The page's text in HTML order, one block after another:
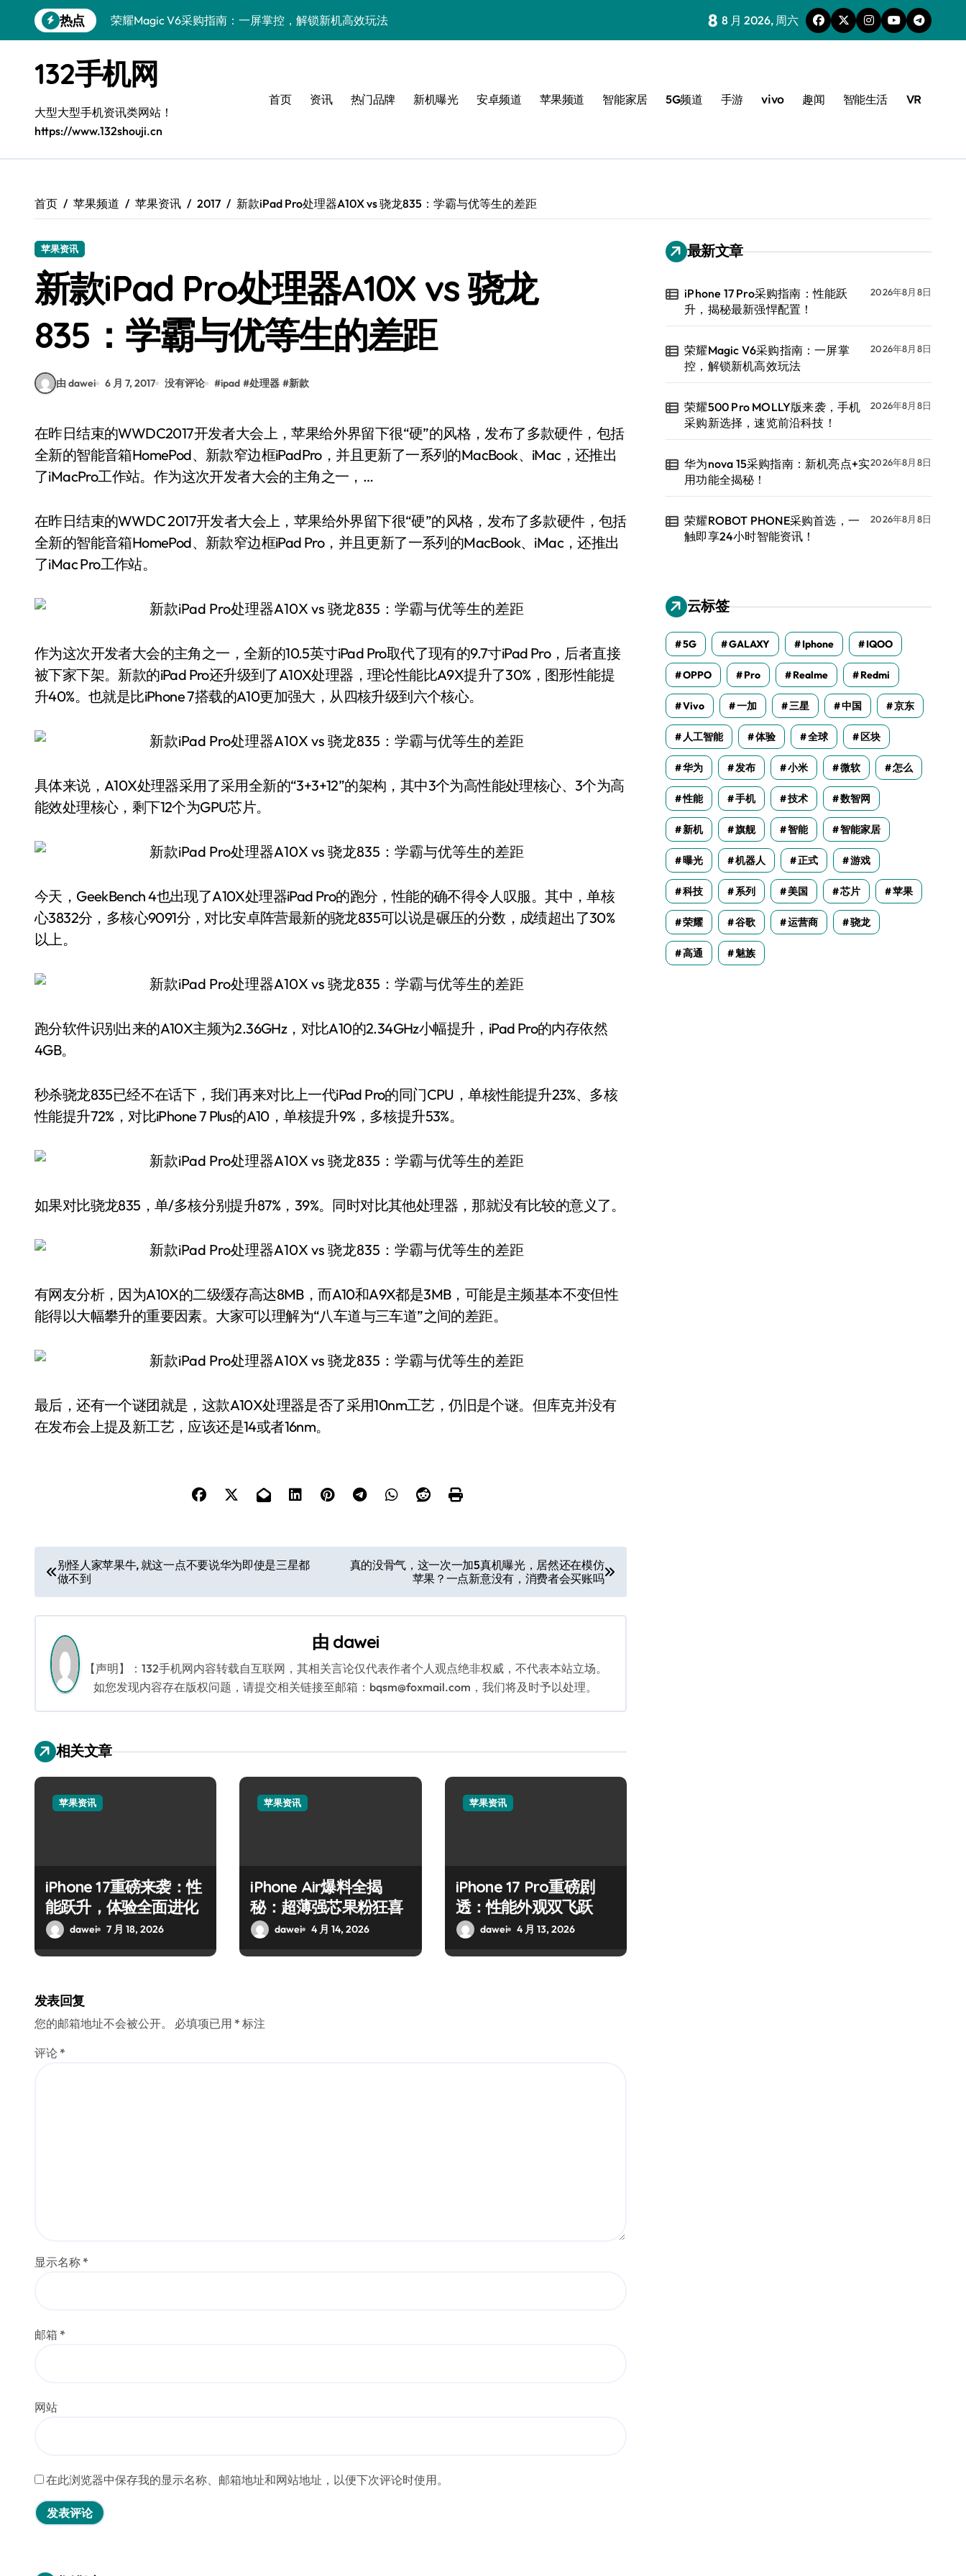
到
热点
荣耀Magic V6采购指南：一屏掌控，解锁新机高效玩法
华为nova 15采购指南：新机亮点+实用功能全揭秘！
荣耀ROBOT PHONE采购首选，一触即享24小时智能资讯！
一加Turbo 6性能跃升，手机采购必看全面解析！
手机采购必看：Xiaomi 17 Pro最新资讯及玩机技巧大揭秘
iPhone Air采购必看：性能跃升，新品亮点全揭秘！
iPhone 17 Pro采购指南：性能跃升，揭秘最新强悍配置！
8 8 月 2026, 周六
132手机网
大型大型手机资讯类网站！
https://www.132shouji.cn
首页 资讯 热门品牌 新机曝光 安卓频道 苹果频道 智能家居 5G频道 手游 vivo 趣闻 智能生活 VR
首页 苹果频道 苹果资讯 2017 新款iPad Pro处理器A10X vs 骁龙835：学霸与优等生的差距
苹果资讯
新款iPad Pro处理器A10X vs 骁龙
835：学霸与优等生的差距
由 dawei 6 月 7, 2017 没有评论 #ipad #处理器 #新款
在昨日结束的WWDC2017开发者大会上，苹果给外界留下很“硬”的风格，发布了多款硬件，包括
全新的智能音箱HomePod、新款窄边框iPadPro，并且更新了一系列的MacBook、iMac，还推出
了iMacPro工作站。作为这次开发者大会的主角之一，…
在昨日结束的WWDC 2017开发者大会上，苹果给外界留下很“硬”的风格，发布了多款硬件，包括
全新的智能音箱HomePod、新款窄边框iPad Pro，并且更新了一系列的MacBook、iMac，还推出
了iMac Pro工作站。
作为这次开发者大会的主角之一，全新的10.5英寸iPad Pro取代了现有的9.7寸iPad Pro，后者直接
被下家下架。新款的iPad Pro还升级到了A10X处理器，理论性能比A9X提升了30%，图形性能提
升40%。也就是比iPhone 7搭载的A10更加强大，从四核升级到六个核心。
具体来说，A10X处理器采用了采用全新的“3+3+12”的架构，其中3个为高性能处理核心、3个为高
能效处理核心，剩下12个为GPU芯片。
今天，GeekBench 4也出现了A10X处理器iPad Pro的跑分，性能的确不得令人叹服。其中，单核
心3832分，多核心9091分，对比安卓阵营最新的骁龙835可以说是碾压的分数，成绩超出了30%
以上。
跑分软件识别出来的A10X主频为2.36GHz，对比A10的2.34GHz小幅提升，iPad Pro的内存依然
4GB。
秒杀骁龙835已经不在话下，我们再来对比上一代iPad Pro的同门CPU，单核性能提升23%、多核
性能提升72%，对比iPhone 7 Plus的A10，单核提升9%，多核提升53%。
如果对比骁龙835，单/多核分别提升87%，39%。同时对比其他处理器，那就没有比较的意义了。
有网友分析，因为A10X的二级缓存高达8MB，而A10和A9X都是3MB，可能是主频基本不变但性
能得以大幅攀升的重要因素。大家可以理解为“八车道与三车道”之间的差距。
最后，还有一个谜团就是，这款A10X处理器是否了采用10nm工艺，仍旧是个谜。但库克并没有
在发布会上提及新工艺，应该还是14或者16nm。
文
章
导
航
别怪人家苹果牛, 就这一点不要说华为即使是三星都
做不到
真的没骨气，这一次一加5真机曝光，居然还在模仿
苹果？一点新意没有，消费者会买账吗
由 dawei
【声明】：132手机网内容转载自互联网，其相关言论仅代表作者个人观点绝非权威，不代表本站立场。
如您发现内容存在版权问题，请提交相关链接至邮箱：bqsm@foxmail.com，我们将及时予以处理。
相关文章
苹果资讯
iPhone 17重磅来袭：性
能跃升，体验全面进化
dawei 7 月 18, 2026
苹果资讯
iPhone Air爆料全揭
秘：超薄强芯果粉狂喜
dawei 4 月 14, 2026
苹果资讯
iPhone 17 Pro重磅剧
透：性能外观双飞跃
dawei 4 月 13, 2026
发表回复
您的邮箱地址不会被公开。 必填项已用 * 标注
评论 *
显示名称 *
邮箱 *
网站
在此浏览器中保存我的显示名称、邮箱地址和网站地址，以便下次评论时使用。
最新文章
iPhone 17 Pro采购指南：性能跃
升，揭秘最新强悍配置！
2026年8月8日
荣耀Magic V6采购指南：一屏掌
控，解锁新机高效玩法
2026年8月8日
荣耀500 Pro MOLLY版来袭，手机
采购新选择，速览前沿科技！
2026年8月8日
华为nova 15采购指南：新机亮点+实
用功能全揭秘！
2026年8月8日
荣耀ROBOT PHONE采购首选，一
触即享24小时智能资讯！
2026年8月8日
云标签
5G GALAXY Iphone IQOO
OPPO Pro Realme Redmi
Vivo 一加 三星 中国 京东
人工智能 体验 全球 区块
华为 发布 小米 微软 怎么
性能 手机 技术 数智网
新机 旗舰 智能 智能家居
曝光 机器人 正式 游戏
科技 系列 美国 芯片 苹果
荣耀 谷歌 运营商 骁龙
高通 魅族